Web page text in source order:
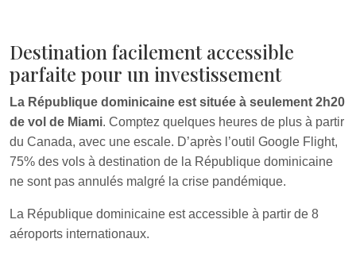
Destination facilement accessible
parfaite pour un investissement
La République dominicaine est située à seulement 2h20
de vol de Miami. Comptez quelques heures de plus à partir
du Canada, avec une escale. D’après l’outil Google Flight,
75% des vols à destination de la République dominicaine
ne sont pas annulés malgré la crise pandémique.
La République dominicaine est accessible à partir de 8
aéroports internationaux.